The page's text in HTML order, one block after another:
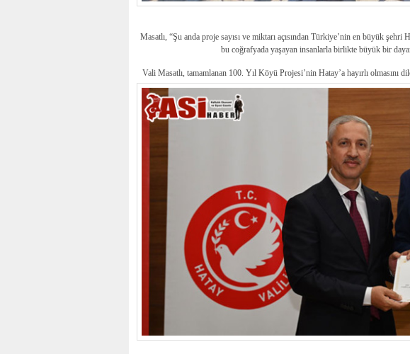
Masatlı, “Şu anda proje sayısı ve miktarı açısından Türkiye’nin en büyük
bu coğrafyada yaşayan insanlarla birlikte büyük bir
Vali Masatlı, tamamlanan 100. Yıl Köyü Projesi’nin Hatay’a hayırlı olmasını